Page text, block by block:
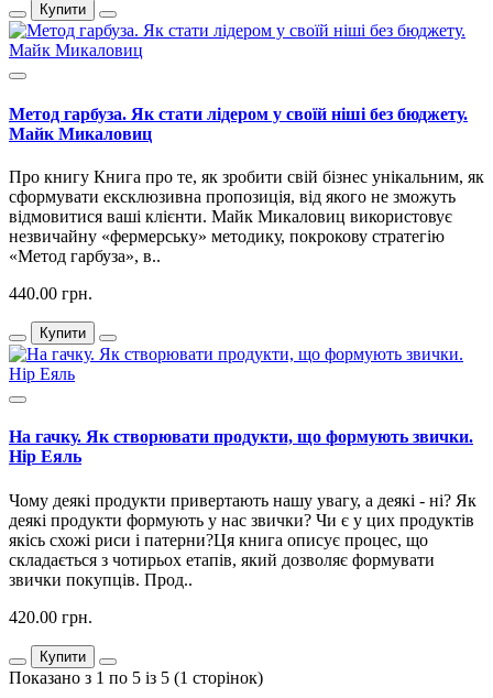
Купити
Метод гарбуза. Як стати лідером у своїй ніші без бюджету.
Майк Микаловиц
Про книгу Книга про те, як зробити свій бізнес унікальним, як
сформувати ексклюзивна пропозиція, від якого не зможуть
відмовитися ваші клієнти. Майк Микаловиц використовує
незвичайну «фермерську» методику, покрокову стратегію
«Метод гарбуза», в..
440.00 грн.
Купити
На гачку. Як створювати продукти, що формують звички.
Нір Еяль
Чому деякі продукти привертають нашу увагу, а деякі - ні? Як
деякі продукти формують у нас звички? Чи є у цих продуктів
якісь схожі риси і патерни?Ця книга описує процес, що
складається з чотирьох етапів, який дозволяє формувати
звички покупців. Прод..
420.00 грн.
Купити
Показано з 1 по 5 із 5 (1 сторінок)